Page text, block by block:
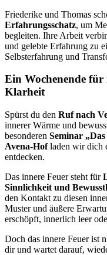
Friederike und Thomas
Erfahrungsschatz, um
begleiten. Ihre Arbeit
und gelebte Erfahrung zu
Selbsterfahrung und
Ein Wochenende
Klarheit
Spürst du den Ruf nach
innerer Wärme und
besonderen Seminar
Avena-Hofladen wir dich
entdecken.
Das innere Feuer steht für
Sinnlichkeit und
den Kontakt zu diesen
Muster und äußere
erschöpft, innerlich leer
Doch das innere Feuer ist
dir und wartet darauf,